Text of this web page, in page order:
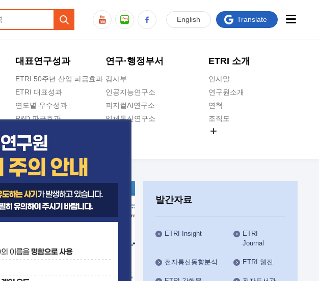
대표연구성과
ETRI 50주년 산업 파급효과
ETRI 대표성과
연도별 우수성과
R&D 파급효과
지식공유플랫폼
연구·행정부서
감사부
인공지능연구소
피지컬AI연구소
입체통신연구소
인공지능안전연구소
우주항공반도체전략연구단
대경권연구본부
호남권연구본부
기획본부
사업화본부
행정본부
ETRI 소개
인사말
연구원소개
연혁
조직도
ETRI CI
English Translate
발간자료
ETRI Insight
ETRI
Journal
전자통신동향분석 ETRI 웹진